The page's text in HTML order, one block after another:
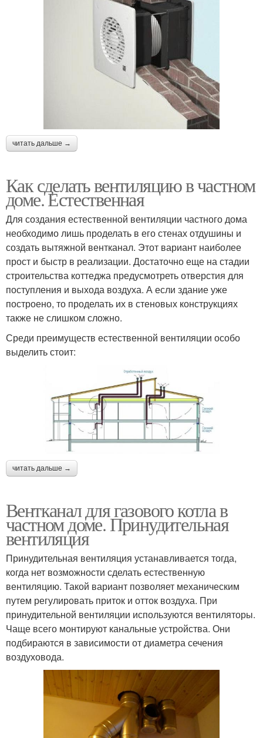
читать дальше →
Как сделать вентиляцию в частном
доме. Естественная
Для создания естественной вентиляции частного дома
необходимо лишь проделать в его стенах отдушины и
создать вытяжной вентканал. Этот вариант наиболее
прост и быстр в реализации. Достаточно еще на стадии
строительства коттеджа предусмотреть отверстия для
поступления и выхода воздуха. А если здание уже
построено, то проделать их в стеновых конструкциях
также не слишком сложно.
Среди преимуществ естественной вентиляции особо
выделить стоит:
читать дальше →
Вентканал для газового котла в
частном доме. Принудительная
вентиляция
Принудительная вентиляция устанавливается тогда,
когда нет возможности сделать естественную
вентиляцию. Такой вариант позволяет механическим
путем регулировать приток и отток воздуха. При
принудительной вентиляции используются вентиляторы.
Чаще всего монтируют канальные устройства. Они
подбираются в зависимости от диаметра сечения
воздуховода.